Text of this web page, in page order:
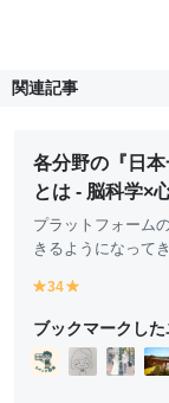
関連記事
各分野の『日
とは - 脳科学×
プラットフォーム
きるようになって
y
ll
o
w
34
ll
o
w
ブックマークし